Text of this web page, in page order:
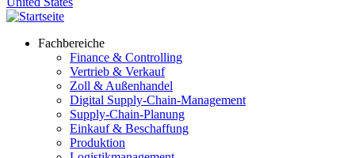
Fachbereiche
Finance & Controlling
Vertrieb & Verkauf
Zoll & Außenhandel
Digital Supply-Chain-Management
Supply-Chain-Planung
Einkauf & Beschaffung
Produktion